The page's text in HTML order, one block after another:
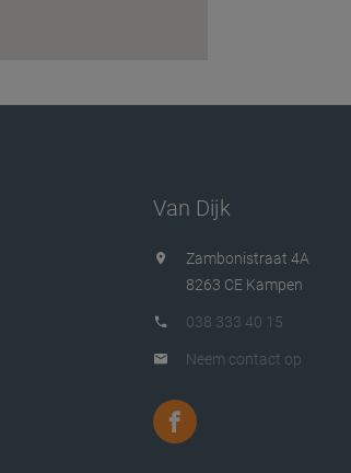
Van Dijk
Zambonistraat 4A
8263 CE Kampen
038 333 40 15
Neem contact op